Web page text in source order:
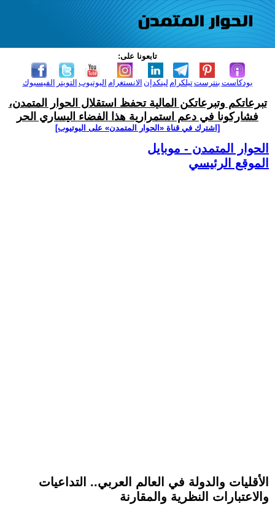
تابعونا على:
الفيسبوك التويتر اليوتيوب الانستغرام لينكدإن تيلكرامبنترست بودكاست
تبرعاتكم وتبرعاتكن المالية تحفظ استقلال الحوار المتمدن،
فشاركونا في دعم استمرارية هذا الفضاء اليساري الحر
[اشترك في قناة ‫«الحوار المتمدن» على اليوتيوب]
الحوار المتمدن - موبايل
الموقع الرئيسي
الأقليات والدولة في العالم العربي.. التداعيات
والاعتبارات النظرية والمقارنة